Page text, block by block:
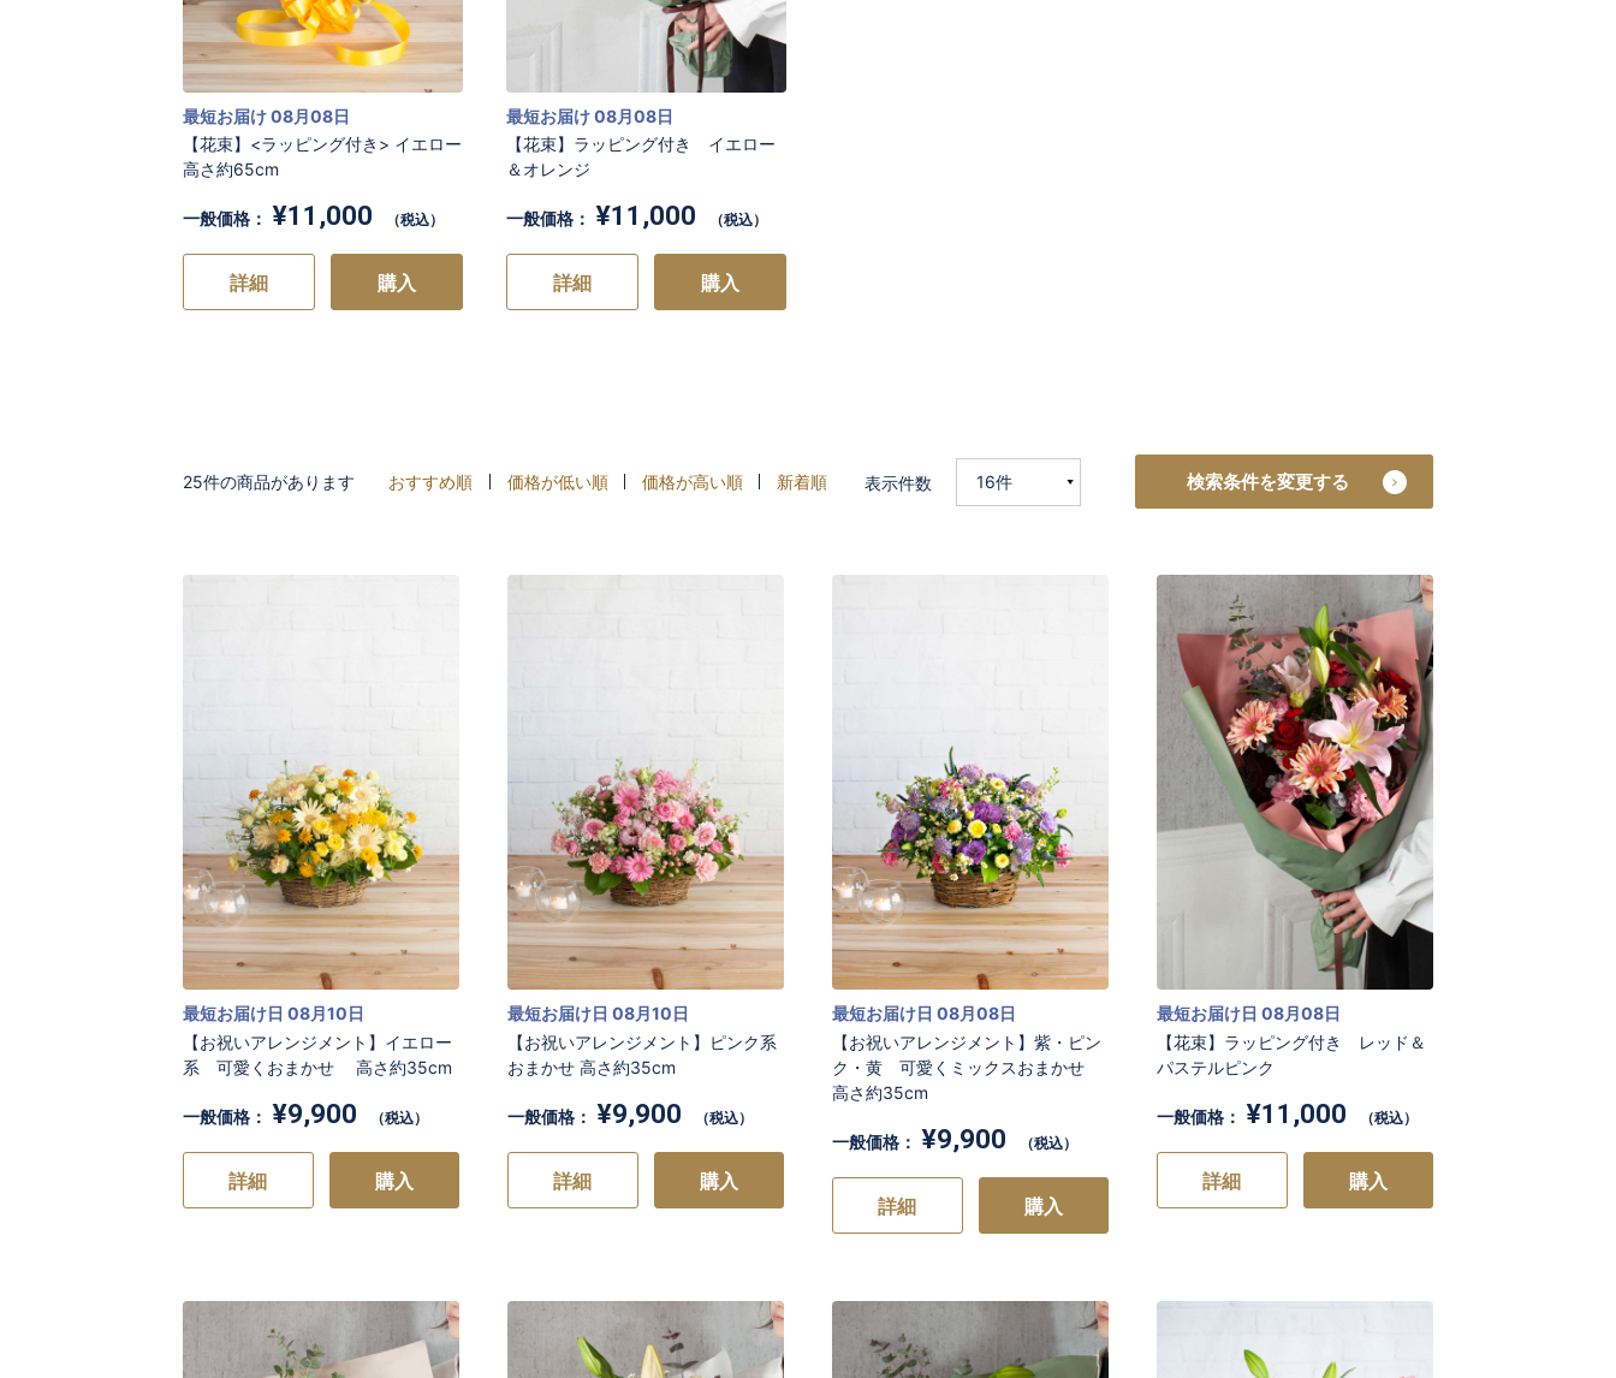
【花束】<ラッピング付き> イエロー
高さ約65cm
最短お届け 08月08日
一般価格： ¥11,000 （税込）
詳細 購入
【花束】ラッピング付き イエロー
＆オレンジ
最短お届け 08月08日
一般価格： ¥11,000 （税込）
詳細 購入
検索条件を変更する
25件の商品があります おすすめ順 価格が低い順 価格が高い順 新着順 表示件数
【お祝いアレンジメント】イエロー
系 可愛くおまかせ 高さ約35cm
最短お届け日 08月10日
一般価格： ¥9,900 （税込）
詳細 購入
【お祝いアレンジメント】ピンク系
おまかせ 高さ約35cm
最短お届け日 08月10日
一般価格： ¥9,900 （税込）
詳細 購入
【お祝いアレンジメント】紫・ピン
ク・黄 可愛くミックスおまかせ
高さ約35cm
最短お届け日 08月08日
一般価格： ¥9,900 （税込）
詳細 購入
【花束】ラッピング付き レッド＆
パステルピンク
最短お届け日 08月08日
一般価格： ¥11,000 （税込）
詳細 購入